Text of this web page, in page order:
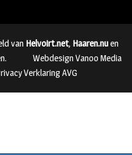
van Helvoirt.net, Haaren.nuen
Webdesign Vanoo Media
Verklaring AVG